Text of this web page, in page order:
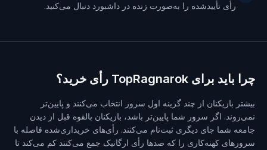
رأی تأییدشده را به‌صورت زنده در داشبورد دنبال می‌کنید.
چرا باید برای TopRagnarok رأی خرید؟
بیشتر بازیکنان از چند گزینه اول سرور انتخاب می‌کنند و پایین‌تر
نمی‌روند. اگر سرور شما پایین‌تر باشد، بازیکنان بالقوه قبل از دیدن
جامعه شما جای دیگری ثبت‌نام می‌کنند. رأی‌های خریداری‌شده فاصله با
سرورهای کهنه‌کاری را که صدها رأی ارگانیک جمع می‌کنند کم می‌کند تا